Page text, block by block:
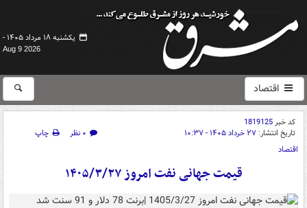
یکشنبه ۱۸ مرداد ۱۴۰۵ -
Aug 9 2026
اقتصاد
کد خبر1819125
تاریخ انتشار: ۲۷ خرداد ۱۴۰۵ - ۱۰:۳۷ ۰ نظر
چاپ
اقتصاد
قیمت جهانی نفت امروز ۱۴۰۵/۳/۲۷